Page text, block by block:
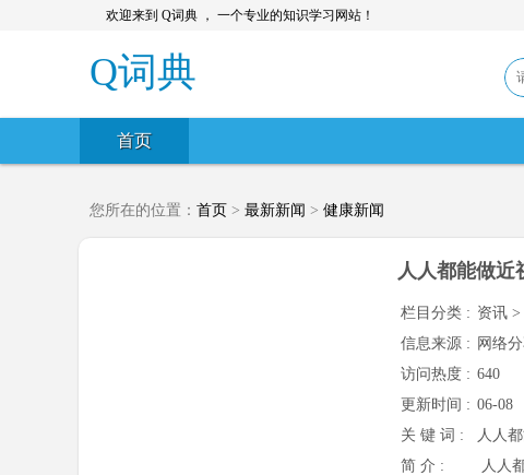
欢迎来到 Q词典 ， 一个专业的知识学习网站！
Q词典
首页
您所在的位置： 首页 > 最新新闻 > 健康新闻
人人都能做近
栏目分类 : 资讯 >
信息来源 : 网络
访问热度 : 640
更新时间 : 06-08
关 键 词 :
人人
简 介 :
人人